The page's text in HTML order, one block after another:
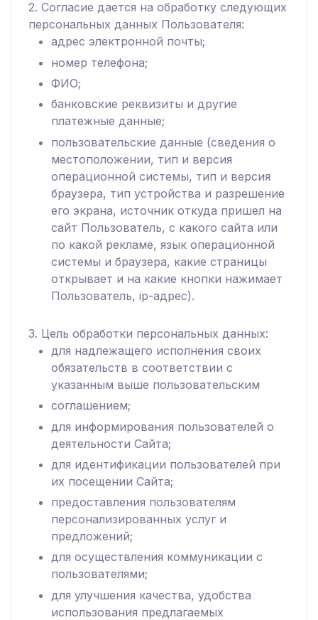
2. Согласие дается на обработку следующих
персональных данных Пользователя:
адрес электронной почты;
номер телефона;
ФИО;
банковские реквизиты и другие
платежные данные;
пользовательские данные (сведения о
местоположении, тип и версия
операционной системы, тип и версия
браузера, тип устройства и разрешение
его экрана, источник откуда пришел на
сайт Пользователь, с какого сайта или
по какой рекламе, язык операционной
системы и браузера, какие страницы
открывает и на какие кнопки нажимает
Пользователь, ip-адрес).
3. Цель обработки персональных данных:
для надлежащего исполнения своих
обязательств в соответствии с
указанным выше пользовательским
соглашением;
для информирования пользователей о
деятельности Сайта;
для идентификации пользователей при
их посещении Сайта;
предоставления пользователям
персонализированных услуг и
предложений;
для осуществления коммуникации с
пользователями;
для улучшения качества, удобства
использования предлагаемых